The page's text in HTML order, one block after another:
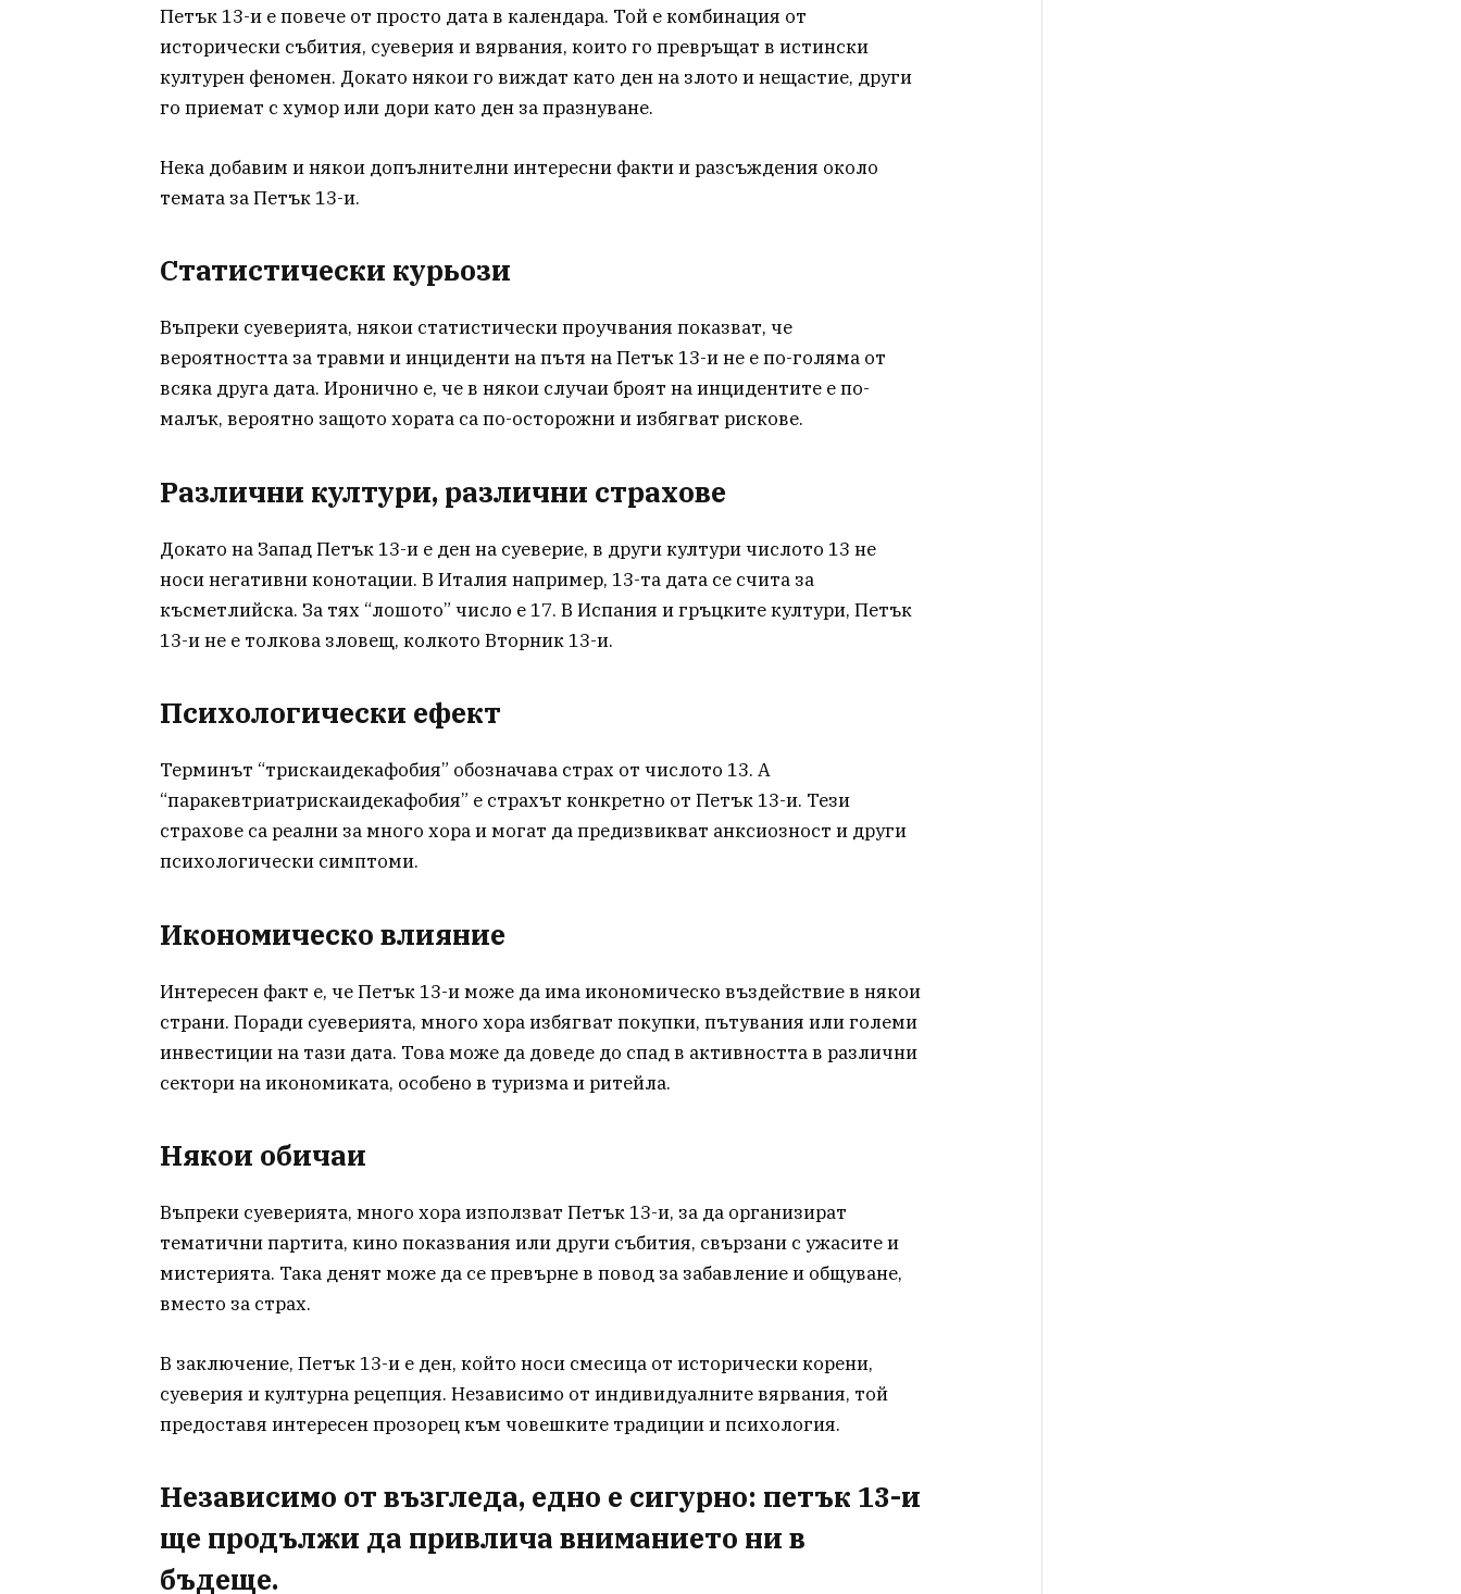
Петък 13-и е повече от просто дата в календара. Той е комбинация от
исторически събития, суеверия и вярвания, които го превръщат в истински
културен феномен. Докато някои го виждат като ден на злото и нещастие, други
го приемат с хумор или дори като ден за празнуване.
Нека добавим и някои допълнителни интересни факти и разсъждения около
темата за Петък 13-и.
Статистически курьози
Въпреки суеверията, някои статистически проучвания показват, че
вероятността за травми и инциденти на пътя на Петък 13-и не е по-голяма от
всяка друга дата. Иронично е, че в някои случаи броят на инцидентите е по-
малък, вероятно защото хората са по-осторожни и избягват рискове.
Различни култури, различни страхове
Докато на Запад Петък 13-и е ден на суеверие, в други култури числото 13 не
носи негативни конотации. В Италия например, 13-та дата се счита за
късметлийска. За тях “лошото” число е 17. В Испания и гръцките култури, Петък
13-и не е толкова зловещ, колкото Вторник 13-и.
Психологически ефект
Терминът “трискаидекафобия” обозначава страх от числото 13. А
“паракевтриатрискаидекафобия” е страхът конкретно от Петък 13-и. Тези
страхове са реални за много хора и могат да предизвикват анксиозност и други
психологически симптоми.
Икономическо влияние
Интересен факт е, че Петък 13-и може да има икономическо въздействие в някои
страни. Поради суеверията, много хора избягват покупки, пътувания или големи
инвестиции на тази дата. Това може да доведе до спад в активността в различни
сектори на икономиката, особено в туризма и ритейла.
Някои обичаи
Въпреки суеверията, много хора използват Петък 13-и, за да организират
тематични партита, кино показвания или други събития, свързани с ужасите и
мистерията. Така денят може да се превърне в повод за забавление и общуване,
вместо за страх.
В заключение, Петък 13-и е ден, който носи смесица от исторически корени,
суеверия и културна рецепция. Независимо от индивидуалните вярвания, той
предоставя интересен прозорец към човешките традиции и психология.
Независимо от възгледа, едно е сигурно: петък 13-и
ще продължи да привлича вниманието ни в
бъдеще.